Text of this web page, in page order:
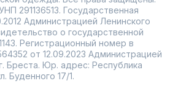
291136513. Государственная
Администрацией Ленинского
о государственной
Регистрационный номер в
от 12.09.2023 Администрацией
Бреста. Юр. адрес: Республика
Буденного 17/1.